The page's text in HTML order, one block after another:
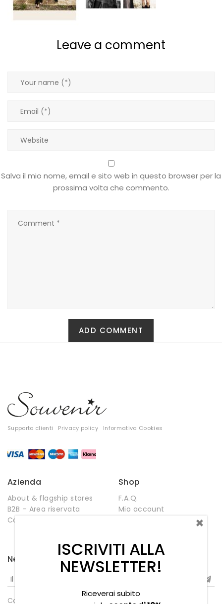
Giubbotti
Pantaloni
T-shirt
Leave a comment
Salva il mio nome, email e sito web in questo browser per la
prossima volta che commento.
Supporto clienti Privacy policy Informativa Cookies
Azienda
About & flagship stores
B2B – Area riservata
Contatti
Shop
F.A.Q.
Mio account
Newsletter
Compleanno
ISCRIVITI ALLA
NEWSLETTER!
Riceverai subito
×